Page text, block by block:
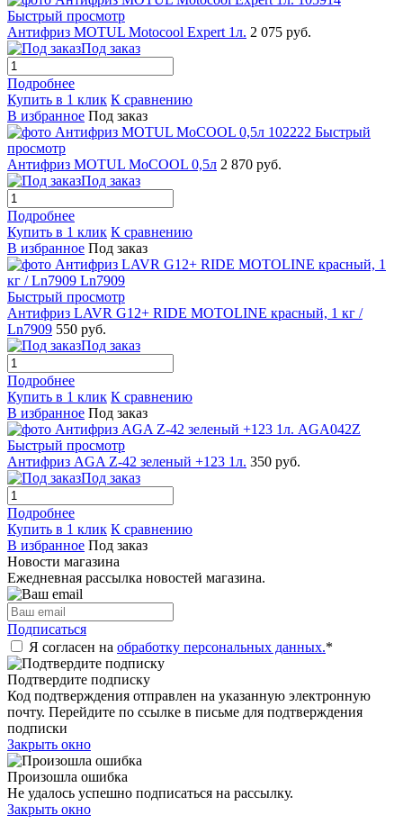
Быстрый просмотр
Антифриз MOTUL Motocool Expert 1л. 2 075 руб.
Под заказ
Подробнее
Купить в 1 клик К сравнению
В избранное Под заказ
Быстрый
просмотр
Антифриз MOTUL MoCOOL 0,5л 2 870 руб.
Под заказ
Подробнее
Купить в 1 клик К сравнению
В избранное Под заказ
Быстрый просмотр
Антифриз LAVR G12+ RIDE MOTOLINE красный, 1 кг /
Ln7909 550 руб.
Под заказ
Подробнее
Купить в 1 клик К сравнению
В избранное Под заказ
Быстрый просмотр
Антифриз AGA Z-42 зеленый +123 1л. 350 руб.
Под заказ
Подробнее
Купить в 1 клик К сравнению
В избранное Под заказ
Новости магазина
Ежедневная рассылка новостей магазина.
Подписаться
Я согласен на обработку персональных данных.*
Подтвердите подписку
Код подтверждения отправлен на указанную электронную
почту. Перейдите по ссылке в письме для подтверждения
подписки
Закрыть окно
Произошла ошибка
Не удалось успешно подписаться на рассылку.
Закрыть окно